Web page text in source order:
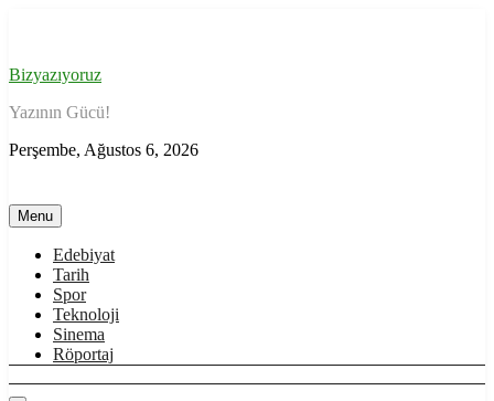
Bizyazıyoruz
Yazının Gücü!
Perşembe, Ağustos 6, 2026
Menu
Edebiyat
Tarih
Spor
Teknoloji
Sinema
Röportaj